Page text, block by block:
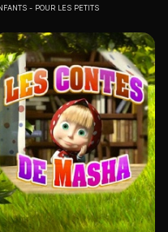
POUR LES PETITS